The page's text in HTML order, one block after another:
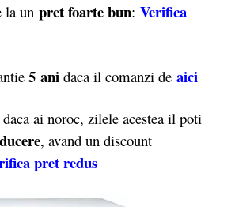
la un pret foarte bun: Verifica
5 ani daca il comanzi de aici
ai noroc, zilele acestea il poti
, avand un discount
pret redus